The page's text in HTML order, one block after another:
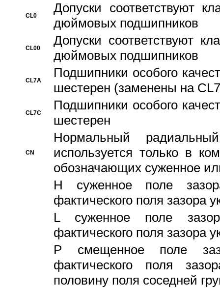
CL0
Допуски соответствуют
дюймовых подшипников
CL00
Допуски соответствуют
дюймовых подшипников
CL7A
Подшипники особого
шестерен (заменены на
CL7C
Подшипники особого
шестерен
CN
Hормальный
используется только в
обозначающих суженное
H суженное поле
фактического поля зазора
L суженное поле
фактического поля зазора
P смещенное поле
фактического поля
половину поля соседней